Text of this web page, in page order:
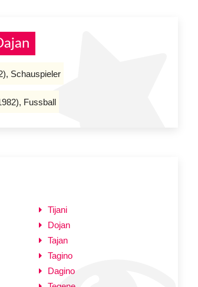
Schauspieler
Fussball
Tijani
Dojan
Tajan
Tagino
Dagino